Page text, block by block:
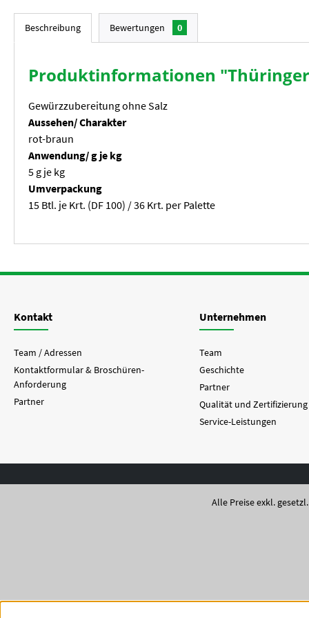
Beschreibung Bewertungen 0
Produktinformationen
Gewürzzubereitung ohne Salz
Aussehen/ Charakter
rot-braun
Anwendung/ g je kg
5 g je kg
Umverpackung
15 Btl. je Krt. (DF 100) / 36 Krt. per Palette
Kontakt
Team / Adressen
Kontaktformular & Broschüren-
Anforderung
Partner
Unternehmen
Team
Geschichte
Partner
Qualität und Zertifizierung
Service-Leistungen
Alle Preise exkl.